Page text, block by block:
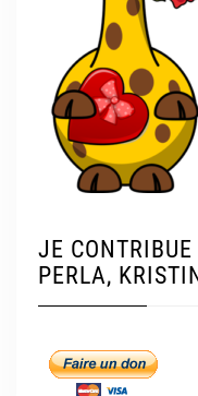
JE
PERLA,